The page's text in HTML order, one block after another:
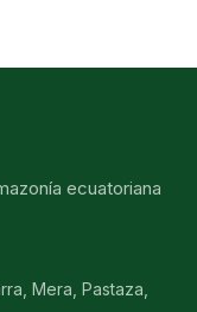
ecuatoriana
Mera, Pastaza,